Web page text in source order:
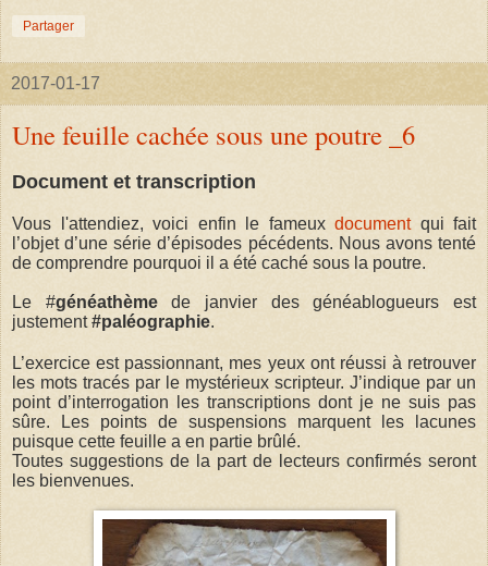
Partager
2017-01-17
Une feuille cachée sous une poutre _6
Document et transcription
Vous l'attendiez, voici enfin le fameux documentqui fait
l’objet d’une série d’épisodes pécédents. Nous avons tenté
de comprendre pourquoi il a été caché sous la poutre.
Le #généathèmede janvier des généablogueurs est
justement#paléographie.
L’exercice est passionnant, mes yeux ont réussi à retrouver
les mots tracés par le mystérieux scripteur. J’indique par un
point d’interrogation les transcriptions dont je ne suis pas
sûre. Les points de suspensions marquent les lacunes
puisque cette feuille a en partie brûlé.
Toutes suggestions de la part de lecteurs confirmés seront
les bienvenues.